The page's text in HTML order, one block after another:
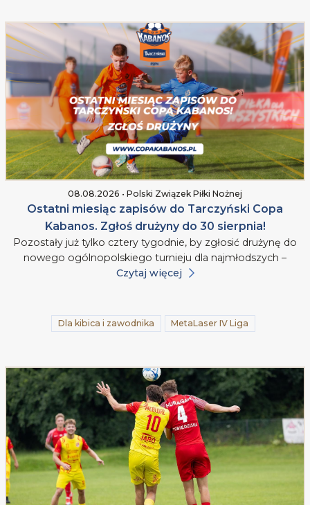
08.08.2026 • Polski Związek Piłki Nożnej
Ostatni miesiąc zapisów do Tarczyński Copa
Kabanos. Zgłoś drużyny do 30 sierpnia!
Pozostały już tylko cztery tygodnie, by zgłosić drużynę do
nowego ogólnopolskiego turnieju dla najmłodszych –
Czytaj więcej
Dla kibica i zawodnika MetaLaser IV Liga